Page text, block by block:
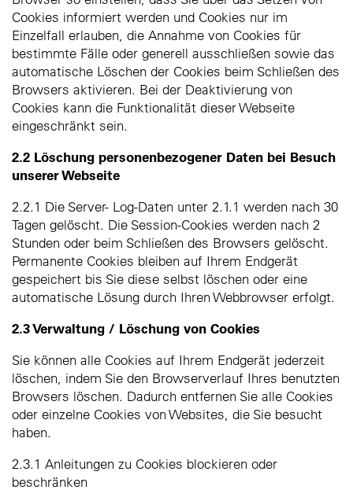
Cookies informiert werden und Cookies nur im
Einzelfall erlauben, die Annahme von Cookies für
bestimmte Fälle oder generell ausschließen sowie das
automatische Löschen der Cookies beim Schließen des
Browsers aktivieren. Bei der Deaktivierung von
Cookies kann die Funktionalität dieser Webseite
eingeschränkt sein.
2.2 Löschung personenbezogener Daten bei Besuch
unserer Webseite
2.2.1 Die Server- Log-Daten unter 2.1.1 werden nach 30
Tagen gelöscht. Die Session-Cookies werden nach 2
Stunden oder beim Schließen des Browsers gelöscht.
Permanente Cookies bleiben auf Ihrem Endgerät
gespeichert bis Sie diese selbst löschen oder eine
automatische Lösung durch Ihren Webbrowser erfolgt.
2.3 Verwaltung / Löschung von Cookies
Sie können alle Cookies auf Ihrem Endgerät jederzeit
löschen, indem Sie den Browserverlauf Ihres benutzten
Browsers löschen. Dadurch entfernen Sie alle Cookies
oder einzelne Cookies von Websites, die Sie besucht
haben.
2.3.1 Anleitungen zu Cookies blockieren oder
beschränken